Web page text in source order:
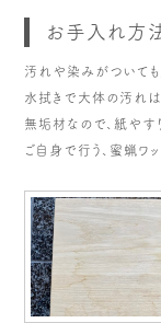
お手入れ方
汚れや染みがついても
水拭きで大体の汚れは
無垢材なので、紙やす
ご自身で行う、蜜蝋ワ